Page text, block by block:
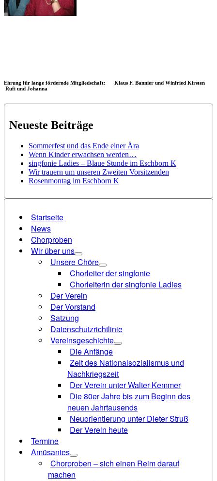
Ehrung für lange fördernde Mitgliedschaft: Klaus F. Bannier und Winfried Kirsten
Rufi und Johanna
Neueste Beiträge
Sommerfest und das Ende einer Ära
Wenn Kinder erwachsen werden…
singfonie Ladies – Blaue Stunde im Eschborn K
Wir trauern um unseren Zweiten Vorsitzenden
Rosenmontag im Eschborn K
Startseite
News
Chorproben
Wir über uns
Unsere Chöre
Chorleiter der singfonie
Chorleiterin der singfonie Ladies
Der Verein
Der Vorstand
Satzung
Datenschutzrichtlinie
Vereinsgeschichte
Die Anfänge
Zeit des Nationalsozialismus und
Nachkriegszeit
Der Verein unter Walter Kemmer
Die 80er Jahre bis zum Beginn des
neuen Jahrtausends
Neuorientierung unter Dieter Struß
Der Verein heute
Termine
Amüsantes
Chorproben – sich einen Reim darauf
machen